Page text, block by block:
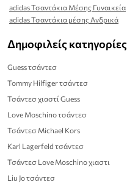
adidas Τσαντάκια Μέσης Γυναικεία
adidas Τσαντάκια μέσης Ανδρικά
Δημοφιλείς κατηγορίες
Guess τσάντεσ
Tommy Hilfiger τσάντεσ
Τσάντεσ χιαστί Guess
Love Moschino τσάντεσ
Τσάντεσ Michael Kors
Karl Lagerfeld τσάντεσ
Τσάντεσ Love Moschino χιαστι
Liu Jo τσάντεσ